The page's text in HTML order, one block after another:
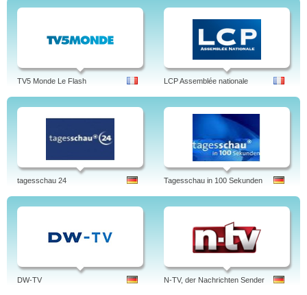
TV5 Monde Le Flash LCP Assemblée nationale
tagesschau 24 Tagesschau in 100 Sekunden
DW-TV N-TV, der Nachrichten Sender